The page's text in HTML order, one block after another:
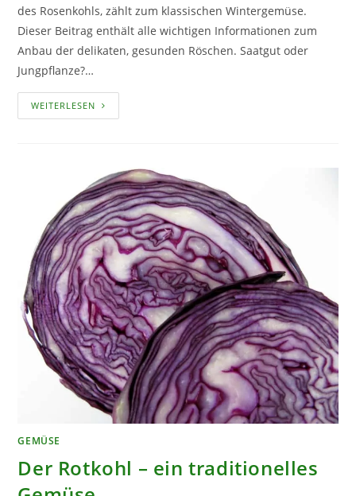
des Rosenkohls, zählt zum klassischen Wintergemüse.
Dieser Beitrag enthält alle wichtigen Informationen zum
Anbau der delikaten, gesunden Röschen. Saatgut oder
Jungpflanze?…
WEITERLESEN ROSENKOHL
IM
GEMÜSE
Der Rotkohl – ein traditionelles